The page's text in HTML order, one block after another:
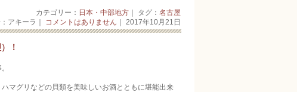
カテゴリー： 日本・中部地方｜ タグ： 名古屋
アキーラ｜ コメントはありません ｜ 2017年10月21日
！
マグリなどの貝類を美味しいお酒とともに堪能出来